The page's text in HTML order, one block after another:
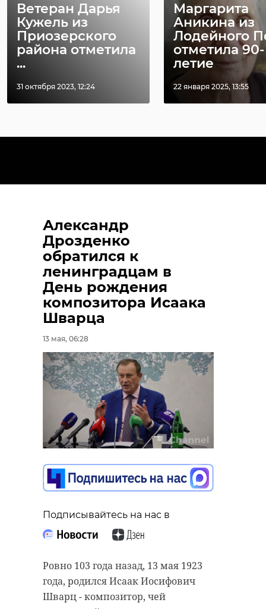
Ветеран Дарья
Кужель из
Приозерского
района отметила
...
31 октября 2023, 12:24
Маргарита
Аникина из
Лодейного
отметила 90-
летие
22 января 2025, 13:55
Александр
Дрозденко
обратился к
ленинградцам в
День рождения
композитора Исаака
Шварца
13 мая, 06:28
Подписывайтесь на нас в
Ровно 103 года назад, 13 мая 1923
года, родился Исаак Иосифович
Шварц - композитор, чей